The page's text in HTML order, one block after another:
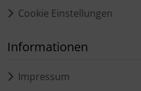
Cookie Einstellungen
Informationen
Impressum